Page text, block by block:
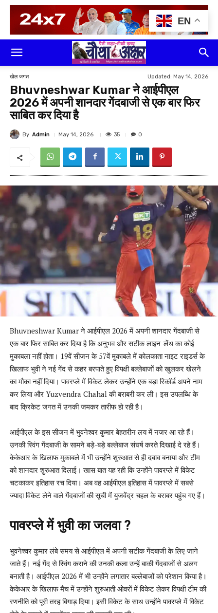
खेल जगत Updated: May 14, 2026
Bhuvneshwar Kumar ने आईपीएल
2026 में अपनी शानदार गेंदबाजी से एक बार फिर
साबित कर दिया है
By Admin May 14, 2026 35 0
Bhuvneshwar Kumar ने आईपीएल 2026 में अपनी शानदार गेंदबाजी से
एक बार फिर साबित कर दिया है कि अनुभव और सटीक लाइन-लेंथ का कोई
मुकाबला नहीं होता। 19वें सीजन के 57वें मुकाबले में कोलकाता नाइट राइडर्स के
खिलाफ भुवी ने नई गेंद से कहर बरपाते हुए विपक्षी बल्लेबाजों को खुलकर खेलने
का मौका नहीं दिया। पावरप्ले में विकेट लेकर उन्होंने एक बड़ा रिकॉर्ड अपने नाम
कर लिया और Yuzvendra Chahal की बराबरी कर ली। इस उपलब्धि के
बाद क्रिकेट जगत में उनकी जमकर तारीफ हो रही है।
आईपीएल के इस सीजन में भुवनेश्वर कुमार बेहतरीन लय में नजर आ रहे हैं।
उनकी स्विंग गेंदबाजी के सामने बड़े-बड़े बल्लेबाज संघर्ष करते दिखाई दे रहे हैं।
केकेआर के खिलाफ मुकाबले में भी उन्होंने शुरुआत से ही दबाव बनाया और टीम
को शानदार शुरुआत दिलाई। खास बात यह रही कि उन्होंने पावरप्ले में विकेट
चटकाकर इतिहास रच दिया। अब वह आईपीएल इतिहास में पावरप्ले में सबसे
ज्यादा विकेट लेने वाले गेंदबाजों की सूची में युजवेंद्र चहल के बराबर पहुंच गए हैं।
पावरप्ले में भुवी का जलवा ?
भुवनेश्वर कुमार लंबे समय से आईपीएल में अपनी सटीक गेंदबाजी के लिए जाने
जाते हैं। नई गेंद से स्विंग कराने की उनकी कला उन्हें बाकी गेंदबाजों से अलग
बनाती है। आईपीएल 2026 में भी उन्होंने लगातार बल्लेबाजों को परेशान किया है।
केकेआर के खिलाफ मैच में उन्होंने शुरुआती ओवरों में विकेट लेकर विपक्षी टीम की
रणनीति को पूरी तरह बिगाड़ दिया। इसी विकेट के साथ उन्होंने पावरप्ले में विकेट
EN